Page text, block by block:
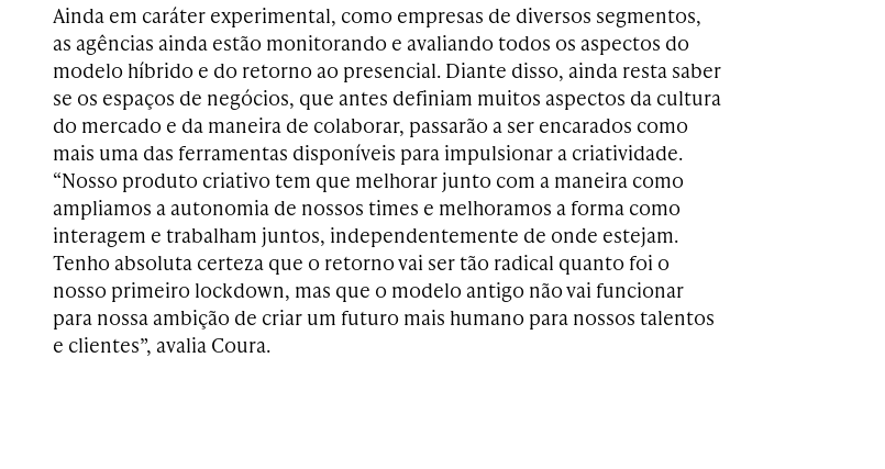
Ainda em caráter experimental, como empresas de diversos segmentos,
as agências ainda estão monitorando e avaliando todos os aspectos do
modelo híbrido e do retorno ao presencial. Diante disso, ainda resta saber
se os espaços de negócios, que antes definiam muitos aspectos da cultura
do mercado e da maneira de colaborar, passarão a ser encarados como
mais uma das ferramentas disponíveis para impulsionar a criatividade.
“Nosso produto criativo tem que melhorar junto com a maneira como
ampliamos a autonomia de nossos times e melhoramos a forma como
interagem e trabalham juntos, independentemente de onde estejam.
Tenho absoluta certeza que o retorno vai ser tão radical quanto foi o
nosso primeiro lockdown, mas que o modelo antigo não vai funcionar
para nossa ambição de criar um futuro mais humano para nossos talentos
e clientes”, avalia Coura.